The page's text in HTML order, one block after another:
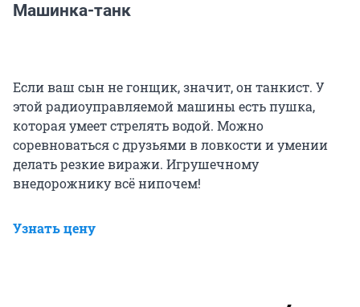
Машинка-танк
Если ваш сын не гонщик, значит, он танкист. У
этой радиоуправляемой машины есть пушка,
которая умеет стрелять водой. Можно
соревноваться с друзьями в ловкости и умении
делать резкие виражи. Игрушечному
внедорожнику всё нипочем!
Узнать цену